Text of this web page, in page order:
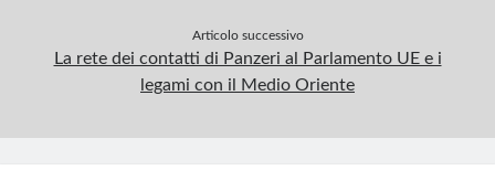
Articolo successivo
La rete dei contatti di Panzeri al Parlamento UE e i
legami con il Medio Oriente